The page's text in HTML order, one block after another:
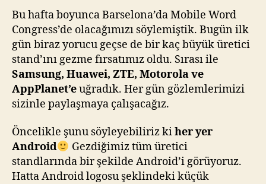
Bu hafta boyunca Barselona’da Mobile Word
Congress’de olacağımızı söylemiştik. Bugün ilk
gün biraz yorucu geçse de bir kaç büyük üretici
stand’ını gezme fırsatımız oldu. Sırası ile
Samsung, Huawei, ZTE, Motorola ve
AppPlanet’euğradık. Her gün gözlemlerimizi
sizinle paylaşmaya çalışacağız.
Öncelikle şunu söyleyebiliriz kiher yer
Android
Gezdiğimiz tüm üretici
standlarında bir şekilde Android’i görüyoruz.
Hatta Android logosu şeklindeki küçük